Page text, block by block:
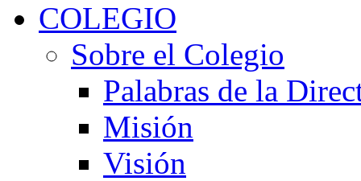
COLEGIO
Sobre el Colegio
Palabras de la
Misión
Visión